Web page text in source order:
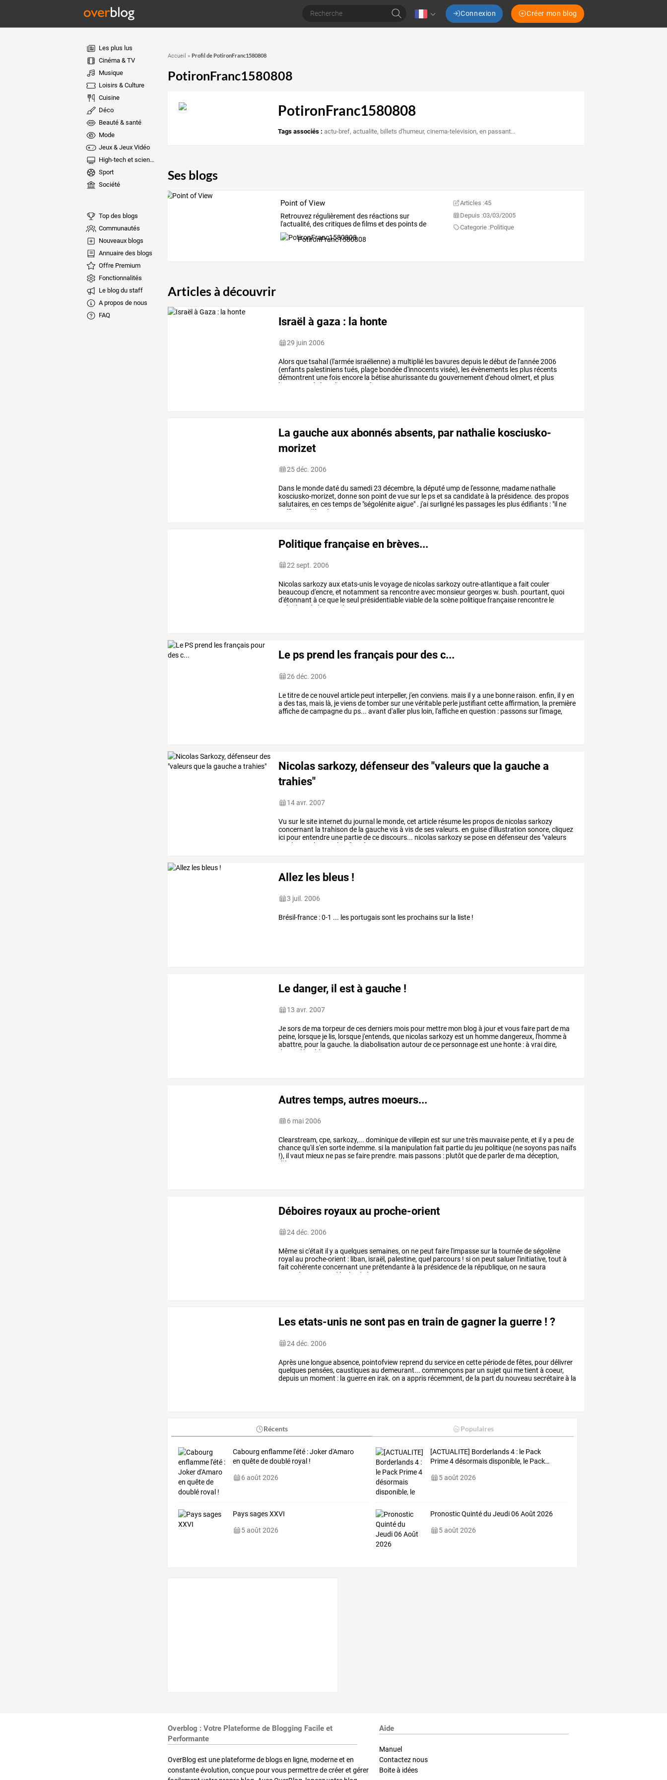
Connexion Créer mon blog
Les plus lus
Cinéma & TV
Musique
Loisirs & Culture
Cuisine
Déco
Beauté & santé
Mode
Jeux & Jeux Vidéo
High-tech et sciences
Sport
Société
Top des blogs
Communautés
Nouveaux blogs
Annuaire des blogs
Offre Premium
Fonctionnalités
Le blog du staff
A propos de nous
FAQ
Accueil » Profil de PotironFranc1580808
PotironFranc1580808
PotironFranc1580808
Tags associés : actu-bref,actualite, billets d'humeur,cinema-television,en passant...
Ses blogs
Point of View
Retrouvez régulièrement des réactions sur
l'actualité, des critiques de films et des points de
vue, en général...
PotironFranc1580808
Articles :45
Depuis :03/03/2005
Categorie :Politique
Articles à découvrir
Israël à gaza : la honte
29 juin 2006
Alorsquetsahal (l'armée israélienne) a multiplié les bavuresdepuis ledébut de l'année2006
(enfants palestinienstués, plage bondéed'innocentsvisée), lesévènements les plus récents
démontrent unefoisencore la bétiseahurissantedu gouvernement d'ehoud olmert, et plus
largement
de la politique menée
La gauche aux abonnés absents, par nathalie kosciusko-
morizet
25 déc. 2006
Dans le mondedatédu samedi23 décembre, la député umpde l'essonne, madame nathalie
kosciusko-morizet, donneson point devuesur le pset sa candidateà la présidence. des propos
salutaires, en cestempsde "ségoléniteaigue" . j'aisurligné les passages les plusédifiants : "il ne
suffit
d'être le
Politique française en brèves...
22 sept. 2006
Nicolassarkozyauxetats-unis levoyagede nicolassarkozyoutre-atlantiquea fait couler
beaucoupd'encre, et notamment sa rencontreavec monsieurgeorgesw. bush. pourtant, quoi
d'étonnant à ceque leseul présidentiableviablede la scène politiquefrançaise rencontre le
président
de la première puissance
Le ps prend les français pour des c...
26 déc. 2006
Letitredece nouvel article peut interpeller, j'en conviens. mais il ya une bonne raison. enfin, il yen
a destas, mais là, jeviensdetombersur unevéritable perle justifiant cetteaffirmation, la première
affichedecampagnedu ps... avant d'aller plus loin, l'afficheen question : passonssur l'image,
Nicolas sarkozy, défenseur des "valeurs que la gauche a
trahies"
14 avr. 2007
Vu sur lesite internet du journal le monde,cet article résume les proposde nicolassarkozy
concernant la trahison de la gauchevisà visdesesvaleurs. en guised'illustration sonore,cliquez
ici pourentendre une partiedecediscours... nicolassarkozyse poseen défenseurdes "valeurs
la gauche trahies" après
Allez les bleus !
3 juil. 2006
Brésil-france : 0-1 ... les portugais sont les prochains sur la liste !
Le danger, il est à gauche !
13 avr. 2007
Jesorsde ma torpeurdecesderniers mois pour mettre mon blog à jouret vousfaire part de ma
peine, lorsque je lis, lorsque j'entends, que nicolassarkozyest un hommedangereux, l'hommeà
abattre, pour la gauche. la diabolisation autourdece personnageest une honte :à vraidire,
depuis
léon blum,
Autres temps, autres moeurs...
6 mai 2006
Clearstream, cpe, sarkozy,... dominiquedevillepin est sur unetrès mauvaise pente, et il ya peu de
chancequ'il s'en sorte indemme. si la manipulation fait partiedu jeu politique (nesoyons pas naïfs
!), il vaut mieux ne passefaire prendre. mais passons : plutôt quede parlerde ma déception,
d'évoquer
Déboires royaux au proche-orient
24 déc. 2006
Mêmesic'était il ya quelquessemaines, on ne peut faire l'impassesur la tournéedeségolène
royal au proche-orient : liban, israël, palestine, quel parcours ! sion peut saluer l'initiative, tout à
fait cohérenteconcernant une prétendanteà la présidencede la république, on nesaura
cependant
désoler de la
Les etats-unis ne sont pas en train de gagner la guerre ! ?
24 déc. 2006
Après une longueabsence, pointofview reprend du serviceen cette périodedefêtes, pourdélivrer
quelques pensées, caustiquesau demeurant... commençons par un sujet qui metient à coeur,
depuis un moment : la guerreen irak. on a appris récemment, de la part du nouveau secrétaireà la
Récents Populaires
Cabourg enflamme l'été : Joker d'Amaro
en quête de doublé royal !
6 août 2026
[ACTUALITE] Borderlands4 : le Pack
Prime4désormaisdisponible, le Pack…
5 août 2026
Pays sages XXVI
5 août 2026
Pronostic Quinté du Jeudi 06 Août 2026
5 août 2026
Overblog : Votre Plateforme de Blogging Facile et
Performante
OverBlog est une plateforme de blogs en ligne, moderne et en
constante évolution, conçue pour vous permettre de créer et gérer
Aide
Manuel
Contactez nous
Boite à idées